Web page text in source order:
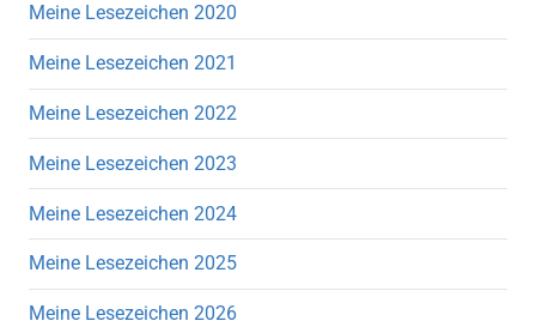
Meine Lesezeichen 2020
Meine Lesezeichen 2021
Meine Lesezeichen 2022
Meine Lesezeichen 2023
Meine Lesezeichen 2024
Meine Lesezeichen 2025
Meine Lesezeichen 2026